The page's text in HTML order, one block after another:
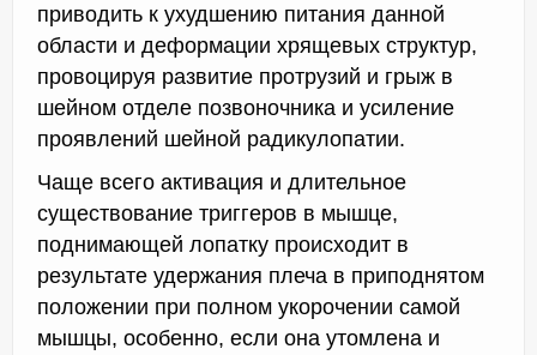
приводить к ухудшению питания данной
области и деформации хрящевых структур,
провоцируя развитие протрузий и грыж в
шейном отделе позвоночника и усиление
проявлений шейной радикулопатии.
Чаще всего активация и длительное
существование триггеров в мышце,
поднимающей лопатку происходит в
результате удержания плеча в приподнятом
положении при полном укорочении самой
мышцы, особенно, если она утомлена и